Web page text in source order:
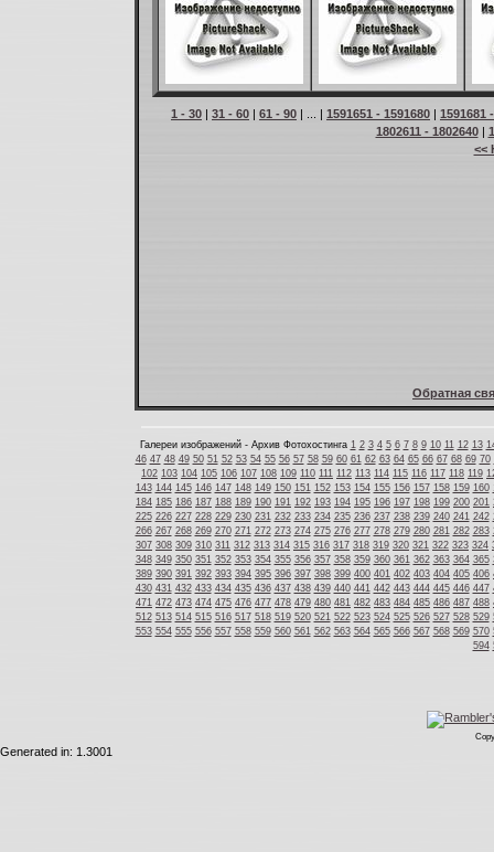
1 - 30 | 31 - 60 | 61 - 90 | ... | 1591651 - 1591680 | 1591681
1802611 - 1802640|
<<
Обратная
Галереи изображений - Архив Фотохостинга 1 2 3 4 5 6 7 8 9 10 11 12 13
46 47 48 49 50 51 52 53 54 55 56 57 58 59 60 61 62 63 64 65 66 67 68 69 70
102 103 104 105 106 107 108 109 110 111 112 113 114 115 116 117 118 119
143 144 145 146 147 148 149 150 151 152 153 154 155 156 157 158 159 160
184 185 186 187 188 189 190 191 192 193 194 195 196 197 198 199 200 201
225 226 227 228 229 230 231 232 233 234 235 236 237 238 239 240 241 242
266 267 268 269 270 271 272 273 274 275 276 277 278 279 280 281 282 283
307 308 309 310 311 312 313 314 315 316 317 318 319 320 321 322 323 324
348 349 350 351 352 353 354 355 356 357 358 359 360 361 362 363 364 365
389 390 391 392 393 394 395 396 397 398 399 400 401 402 403 404 405 406
430 431 432 433 434 435 436 437 438 439 440 441 442 443 444 445 446 447
471 472 473 474 475 476 477 478 479 480 481 482 483 484 485 486 487 488
512 513 514 515 516 517 518 519 520 521 522 523 524 525 526 527 528 529
553 554 555 556 557 558 559 560 561 562 563 564 565 566 567 568 569 570
594
Generated in: 1.3001